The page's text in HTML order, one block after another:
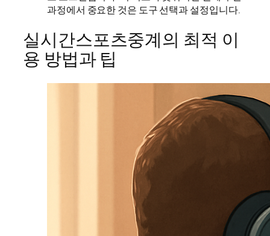
과정에서 중요한 것은 도구 선택과 설정입니다.
실시간스포츠중계의 최적 이
용 방법과 팁